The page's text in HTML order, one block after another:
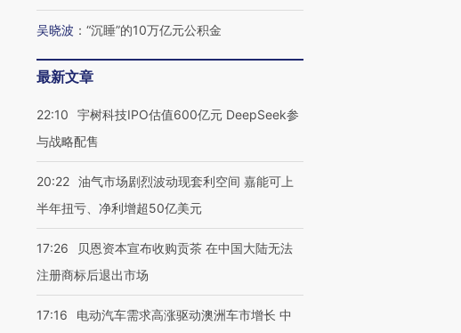
吴晓波 ： “沉睡”的10万亿元公积金
最新文章
22:10
宇树科技IPO估值600亿元 DeepSeek参
与战略配售
20:22 油气市场剧烈波动现套利空间 嘉能可上
半年扭亏、净利增超50亿美元
17:26
贝恩资本宣布收购贡茶 在中国大陆无法
注册商标后退出市场
17:16
电动汽车需求高涨驱动澳洲车市增长 中